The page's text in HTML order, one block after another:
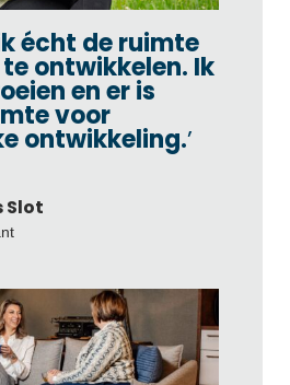
écht de ruimte
ontwikkelen. Ik
en er is
voor
ontwikkeling.
Slot